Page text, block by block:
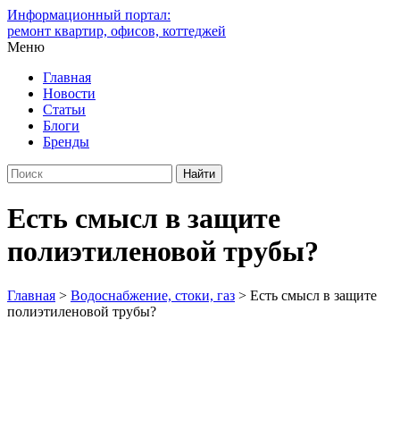
Информационный портал:
ремонт квартир, офисов, коттеджей
Меню
Главная
Новости
Статьи
Блоги
Бренды
Есть смысл в защите
полиэтиленовой трубы?
Главная > Водоснабжение, стоки, газ > Есть смысл в защите
полиэтиленовой трубы?